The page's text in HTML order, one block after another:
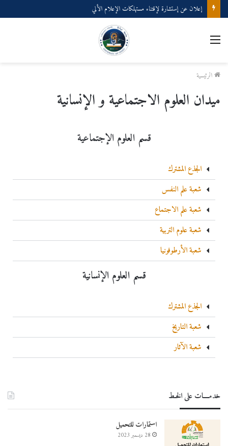
إعلان عن إستشارة لإقتناء مستهلكات الإعلام الألي
الرئيسية
ميدان العلوم الاجتماعية و الإنسانية
قسم العلوم الإجتماعية
الجذع المشترك
شعبة علم النفس
شعبة علم الاجتماع
شعبة علوم التربية
شعبة الأرطوفونيا
قسم العلوم الإنسانية
الجذع المشترك
شعبة التاريخ
شعبة الآثار
خدمــــات على الخـط
استمارات للتحميل
28 ديسمبر 2023